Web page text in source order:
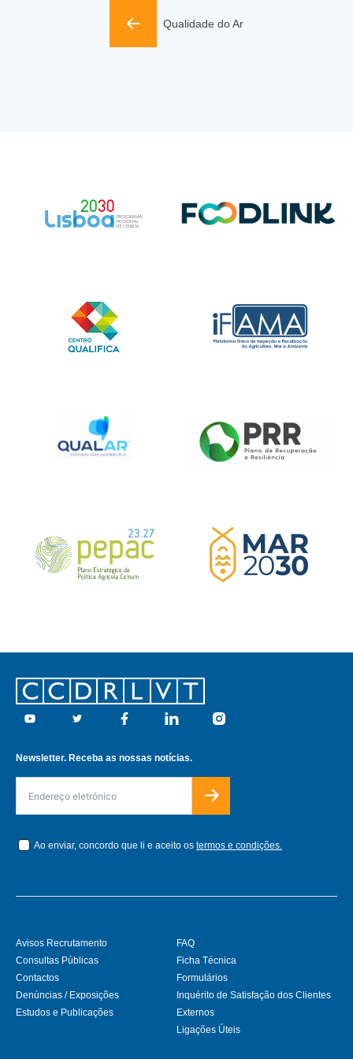
Qualidade do Ar
Footer
Youtube Twitter Facebook Linkedin Instagram
Newsletter. Receba as nossas notícias.
Ao enviar, concordo que li e aceito os termos e condições.
Avisos Recrutamento
Consultas Públicas
Contactos
Denúncias / Exposições
Estudos e Publicações
FAQ
Ficha Técnica
Formulários
Inquérito de Satisfação dos Clientes
Externos
Ligações Úteis